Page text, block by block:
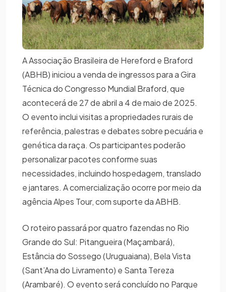
A Associação Brasileira de Hereford e Braford
(ABHB) iniciou a venda de ingressos para a Gira
Técnica do Congresso Mundial Braford, que
acontecerá de 27 de abril a 4 de maio de 2025.
O evento inclui visitas a propriedades rurais de
referência, palestras e debates sobre pecuária e
genética da raça. Os participantes poderão
personalizar pacotes conforme suas
necessidades, incluindo hospedagem, translado
e jantares. A comercialização ocorre por meio da
agência Alpes Tour, com suporte da ABHB.
O roteiro passará por quatro fazendas no Rio
Grande do Sul: Pitangueira (Maçambará),
Estância do Sossego (Uruguaiana), Bela Vista
(Sant’Ana do Livramento) e Santa Tereza
(Arambaré). O evento será concluído no Parque